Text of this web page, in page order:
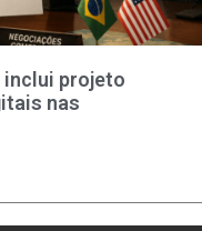
inclui projeto
nas